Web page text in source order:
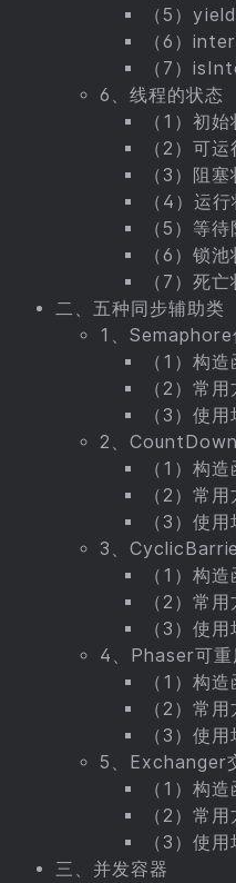
（5）
（6）
（7）
6、线程的状态
（1）初
（2）可
（3）阻
（4）运
（5）等
（6）锁
（7）死
二、五种同步辅助类
1、Semaphore
（1）构造
（2）常
（3）使
2、
（1）构造
（2）常
（3）使
3、
（1）构造
（2）常
（3）使
4、Phaser可重
（1）构造
（2）常
（3）使
5、Exchanger
（1）构造
（2）常
（3）使
三、并发容器